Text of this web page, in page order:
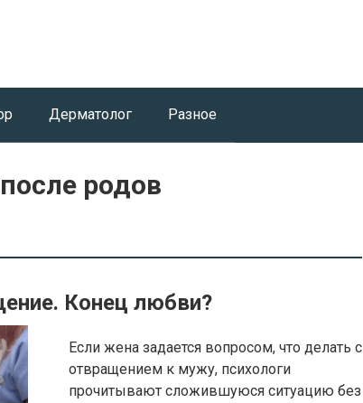
Дерматолог Разное
родов
Конец любви?
Если жена задается вопросом, что делать с
отвращением к мужу, психологи
прочитывают сложившуюся ситуацию без